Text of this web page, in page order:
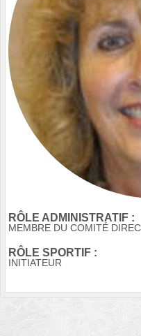
RÔLE ADMINISTRATIF :
MEMBRE DU COMITÉ
RÔLE SPORTIF :
INITIATEUR